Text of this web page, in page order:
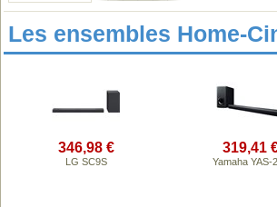
Les ensembles Home-
346,98 €
LG SC9S
319,41
Yamaha YAS-